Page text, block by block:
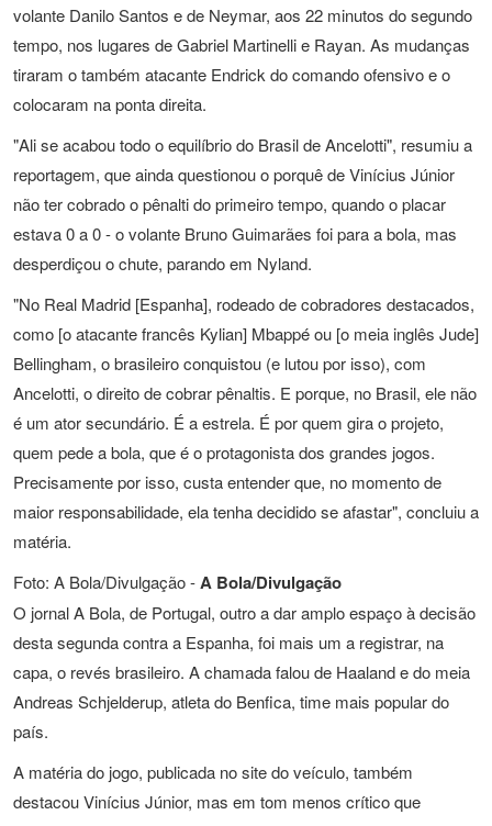
volante Danilo Santos e de Neymar, aos 22 minutos do segundo
tempo, nos lugares de Gabriel Martinelli e Rayan. As mudanças
tiraram o também atacante Endrick do comando ofensivo e o
colocaram na ponta direita.
"Ali se acabou todo o equilíbrio do Brasil de Ancelotti", resumiu a
reportagem, que ainda questionou o porquê de Vinícius Júnior
não ter cobrado o pênalti do primeiro tempo, quando o placar
estava 0 a 0 - o volante Bruno Guimarães foi para a bola, mas
desperdiçou o chute, parando em Nyland.
"No Real Madrid [Espanha], rodeado de cobradores destacados,
como [o atacante francês Kylian] Mbappé ou [o meia inglês Jude]
Bellingham, o brasileiro conquistou (e lutou por isso), com
Ancelotti, o direito de cobrar pênaltis. E porque, no Brasil, ele não
é um ator secundário. É a estrela. É por quem gira o projeto,
quem pede a bola, que é o protagonista dos grandes jogos.
Precisamente por isso, custa entender que, no momento de
maior responsabilidade, ela tenha decidido se afastar", concluiu a
matéria.
Foto: A Bola/Divulgação -A Bola/Divulgação
O jornal A Bola, de Portugal, outro a dar amplo espaço à decisão
desta segunda contra a Espanha, foi mais um a registrar, na
capa, o revés brasileiro. A chamada falou de Haaland e do meia
Andreas Schjelderup, atleta do Benfica, time mais popular do
país.
A matéria do jogo, publicada no site do veículo, também
destacou Vinícius Júnior, mas em tom menos crítico que